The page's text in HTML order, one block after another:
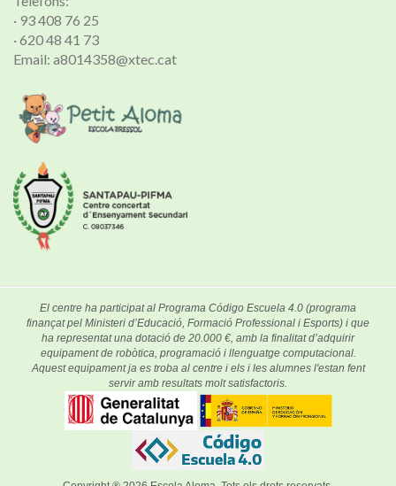
· 93 408 76 25
· 620 48 41 73
Email: a8014358@xtec.cat
El centre ha participat al Programa Código Escuela 4.0 (programa
finançat pel Ministeri d’Educació, Formació Professional i Esports) i que
ha representat una dotació de 20.000 €, amb la finalitat d’adquirir
equipament de robòtica, programació i llenguatge computacional.
Aquest equipament ja es troba al centre i els i les alumnes l'estan fent
servir amb resultats molt satisfactoris.